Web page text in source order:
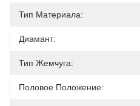
Тип Материала:
Диамант:
Тип Жемчуга:
Половое Положение: